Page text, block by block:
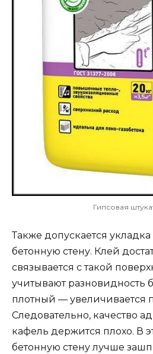
Гипсовая
Также допускается
бетонную стену. Клей
связывается с такой
учитывают разновидность
плотный — увеличивается
Следовательно, качество
кафель держится плохо. В
бетонную стену лучше